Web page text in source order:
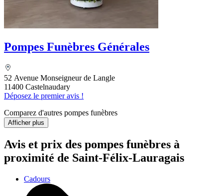
Pompes Funèbres Générales
52 Avenue Monseigneur de Langle
11400 Castelnaudary
Déposez le premier avis !
Comparez d'autres pompes funèbres
Afficher plus
Avis et prix des pompes funèbres à
proximité de Saint-Félix-Lauragais
Cadours